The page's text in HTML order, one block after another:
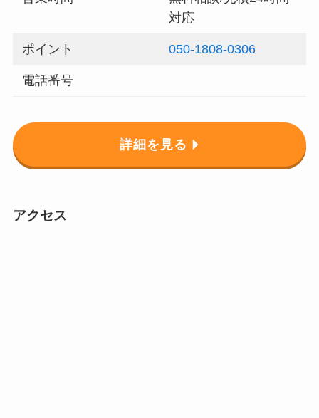
対応
ポイント 050-1808-0306
電話番号
詳細を見る
アクセス